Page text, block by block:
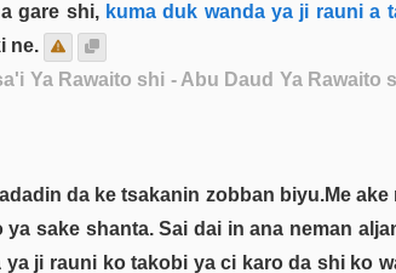
gare shi,kuma duk wanda ya ji rauni a
ne.
Ya Rawaito shi - Abu Daud Ya Rawaito
da ke tsakanin zobban biyu.Me
sake shanta. Sai dai in ana neman
ji rauni ko takobi ya ci karo da shi ko